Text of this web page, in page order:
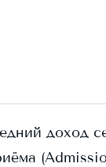
доход